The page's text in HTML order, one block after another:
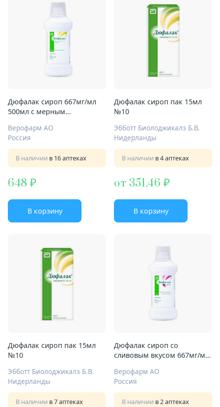
Дюфалак сироп 667мг/мл
500мл с мерным
Верофарм АО
Россия
В наличии в 16 аптеках
648
В корзину
Дюфалак сироп пак 15мл
№10
Эбботт Биолоджикалз Б.В.
Нидерланды
В наличии в 4 аптеках
от 351,46
В корзину
Дюфалак сироп пак 15мл
№10
Эбботт Биолоджикалз Б.В.
Нидерланды
В наличии в 7 аптеках
Дюфалак сироп со
сливовым вкусом 667мг/мл
Верофарм АО
Россия
В наличии в 2 аптеках